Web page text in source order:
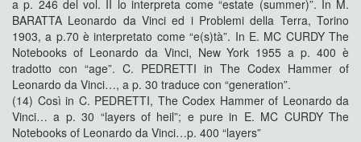
a p. 246 del vol. II lo interpreta come “estate (summer)”. In M.
BARATTA Leonardo da Vinci ed i Problemi della Terra, Torino
1903, a p.70 è interpretato come “e(s)tà”. In E. MC CURDY The
Notebooks of Leonardo da Vinci, New York 1955 a p. 400 è
tradotto con “age”. C. PEDRETTI in The Codex Hammer of
Leonardo da Vinci…, a p. 30 traduce con “generation”.
(14) Così in C. PEDRETTI, The Codex Hammer of Leonardo da
Vinci… a p. 30 “layers of heil”; e pure in E. MC CURDY The
Notebooks of Leonardo da Vinci…p. 400 “layers”